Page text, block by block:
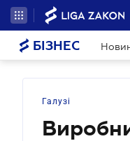
БІЗНЕС
Галузі